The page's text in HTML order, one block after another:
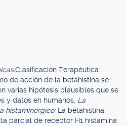
Clasificación Terapéutica:
de acción de la betahistina se
varias hipótesis plausibles que se
y datos en humanos. La
histaminérgico: La betahistina
parcial de receptor H1 histamina